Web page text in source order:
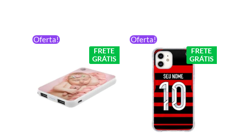
Oferta!
FRETE
GRÁTIS
preço
original
R$ 199,90.
preço
atual
é:
Oferta!
FRETE
GRÁTIS
original
era:
R$ 59,90.
preço
atual
é: